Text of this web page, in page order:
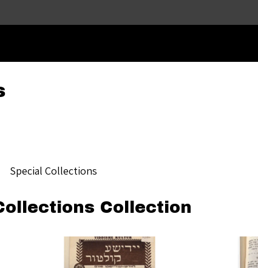
Special Collections
Collection